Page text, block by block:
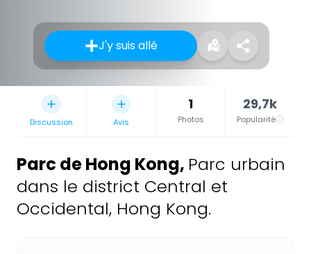
J'y suis allé
Discussion Avis
1
Photos
29,7k
Popularité
Parc de Hong Kong, Parc urbain
dans le district Central et
Occidental, Hong Kong.